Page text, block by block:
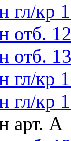
гл/кр
отб.
отб.
гл/кр
гл/кр
арт. А